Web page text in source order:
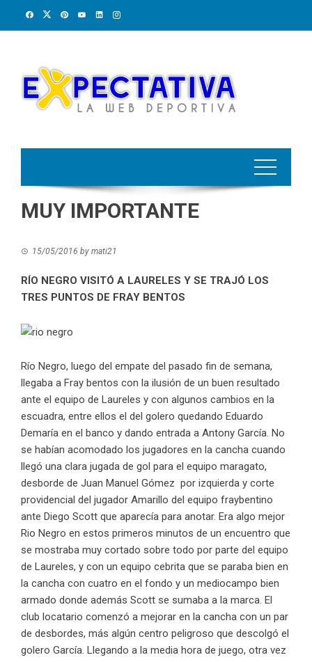
MUY IMPORTANTE
15/05/2016 by mati21
RÍO NEGRO VISITÓ A LAURELES Y SE TRAJÓ LOS
TRES PUNTOS DE FRAY BENTOS
Río Negro, luego del empate del pasado fin de semana,
llegaba a Fray bentos con la ilusión de un buen resultado
ante el equipo de Laureles y con algunos cambios en la
escuadra, entre ellos el del golero quedando Eduardo
Demaría en el banco y dando entrada a Antony García. No
se habían acomodado los jugadores en la cancha cuando
llegó una clara jugada de gol para el equipo maragato,
desborde de Juan Manuel Gómez por izquierda y corte
providencial del jugador Amarillo del equipo fraybentino
ante Diego Scott que aparecía para anotar. Era algo mejor
Rio Negro en estos primeros minutos de un encuentro que
se mostraba muy cortado sobre todo por parte del equipo
de Laureles, y con un equipo cebrita que se paraba bien en
la cancha con cuatro en el fondo y un mediocampo bien
armado donde además Scott se sumaba a la marca. El
club locatario comenzó a mejorar en la cancha con un par
de desbordes, más algún centro peligroso que descolgó el
golero García. Llegando a la media hora de juego, otra vez